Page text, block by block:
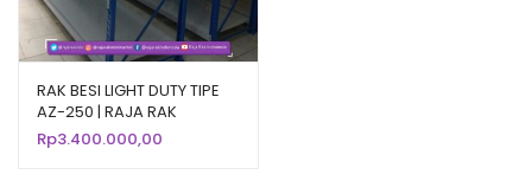
RAK BESI LIGHT DUTY TIPE
AZ-250 | RAJA RAK
Rp3.400.000,00